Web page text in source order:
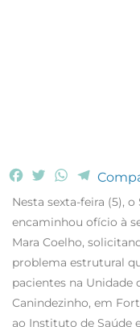
F
c
e
b
o
o
k
i
t
t
e
r
W
a
t
s
A
p
p
T
l
e
g
r
a
m
Nesta sexta-feira (5),
encaminhou ofício à
Mara Coelho,
problema estrutural
pacientes na Unidade
Canindezinho, em
ao Instituto de Saúde